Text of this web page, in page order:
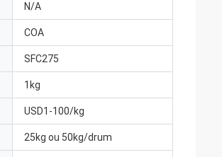
N/A
COA
SFC275
1kg
USD1-100/kg
25kg ou 50kg/drum